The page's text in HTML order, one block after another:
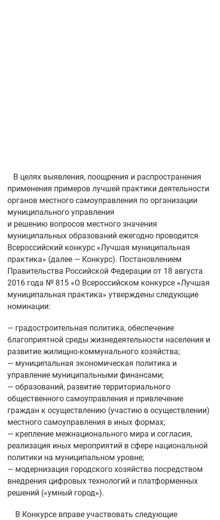
В целях выявления, поощрения и распространения
применения примеров лучшей практики деятельности
органов местного самоуправления по организации
муниципального управления
и решению вопросов местного значения
муниципальных образований ежегодно проводится
Всероссийский конкурс «Лучшая муниципальная
практика» (далее — Конкурс). Постановлением
Правительства Российской Федерации от 18 августа
2016 года № 815 «О Всероссийском конкурсе «Лучшая
муниципальная практика» утверждены следующие
номинации:
— градостроительная политика, обеспечение
благоприятной среды жизнедеятельности населения и
развитие жилищно-коммунального хозяйства;
— муниципальная экономическая политика и
управление муниципальными финансами;
— образований, развитие территориального
общественного самоуправления и привлечение
граждан к осуществлению (участию в осуществлении)
местного самоуправления в иных формах;
— крепление межнационального мира и согласия,
реализация иных мероприятий в сфере национальной
политики на муниципальном уровне;
— модернизация городского хозяйства посредством
внедрения цифровых технологий и платформенных
решений («умный город»).
В Конкурсе вправе участвовать следующие